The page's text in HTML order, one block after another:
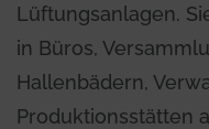
Lüftungsanlagen.
in Büros,
Hallenbädern,
Produktionsstätten